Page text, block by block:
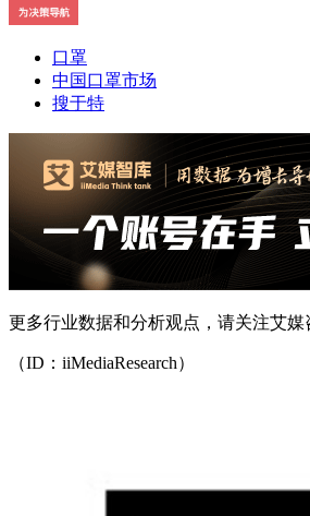
口罩
中国口罩市场
搜于特
更多行业数据和分析观点，请关注艾媒
（ID：iiMediaResearch）